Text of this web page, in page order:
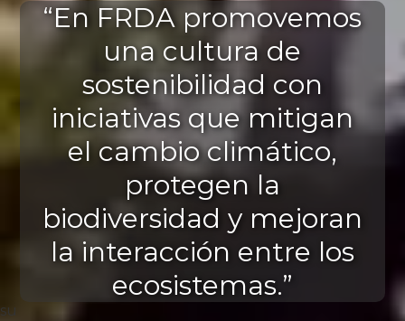
“En FRDA promovemos
una cultura de
sostenibilidad con
iniciativas que mitigan
el cambio climático,
protegen la
biodiversidad y mejoran
la interacción entre los
ecosistemas.”
su